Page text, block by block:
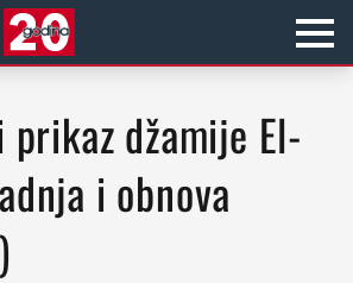
i obnova